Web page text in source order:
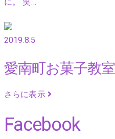
2019.8.5
愛南町お菓子教室
さらに表示
Facebook